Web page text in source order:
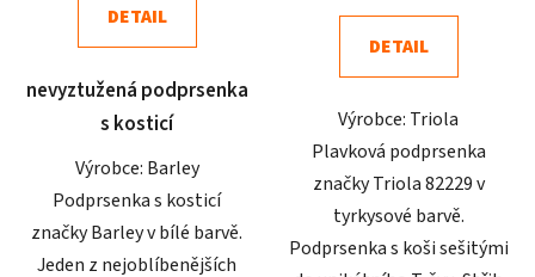
z
hvězdiček.
DETAIL
nevyztužená podprsenka
s kosticí
Výrobce: Barley
Podprsenka s kosticí
značky Barley v bílé barvě.
Jeden z nejoblíbenějších
5
DETAIL
Výrobce: Triola
Plavková podprsenka
značky Triola 82229 v
tyrkysové barvě.
Podprsenka s koši sešitými